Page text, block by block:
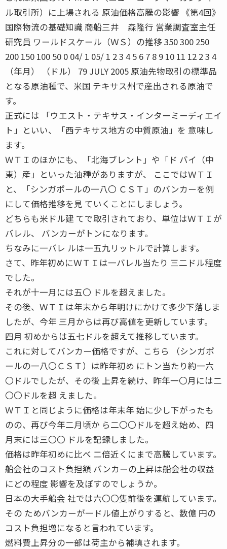
ル取引所）に上場される 原油価格高騰の影響 《第4回》
国際物流の基礎知識 商船三井 森隆行 営業調査室主任
研究員 ワールドスケール（ＷＳ）の推移 350 300 250
200 150 100 50 0 04/ 1 05/ 1 2 3 4 5 6 7 8 9 10 11 12 2 3 4
（年月） （ドル） 79 JULY 2005 原油先物取引の標準品
となる原油種で、米国 テキサス州で産出される原油で
す。
正式には 「ウエスト・テキサス・インターミーディエイ
ト」といい、「西テキサス地方の中質原油」を 意味し
ます。
ＷＴＩのほかにも、「北海ブレント」や「ド バイ（中
東）産」といった油種がありますが、 ここではＷＴＩ
と、「シンガポールの一八〇 ＣＳＴ」のバンカーを例
にして価格推移を見 ていくことにしましょう。
どちらも米ドル建 てで取引されており、単位はＷＴＩが
バレル、 バンカーがトンになります。
ちなみに一バレ ルは一五九リットルで計算します。
さて、昨年初めにＷＴＩは一バレル当たり 三二ドル程度
でした。
それが十一月には五〇 ドルを超えました。
その後、ＷＴＩは年末から年明けにかけて多少下落しま
したが、今年 三月からは再び高値を更新しています。
四月 初めからは五七ドルを超えて推移しています。
これに対してバンカー価格ですが、こちら （シンガポ
ールの一八〇ＣＳＴ）は昨年初め にトン当たり約一六
〇ドルでしたが、その後 上昇を続け、昨年一〇月には二
〇〇ドルを超 えました。
ＷＴＩと同じように価格は年末年 始に少し下がったも
のの、再び今年二月頃か ら二〇〇ドルを超え始め、四
月末には三〇〇 ドルを記録しました。
価格は昨年初めに比べ 二倍近くにまで高騰しています。
船会社のコスト負担額 バンカーの上昇は船会社の収益
にどの程度 影響を及ぼすのでしょうか。
日本の大手船会 社では六〇〇隻前後を運航しています。
その ためバンカーが一ドル値上がりすると、数億 円の
コスト負担増になると言われています。
燃料費上昇分の一部は荷主から補填されます。